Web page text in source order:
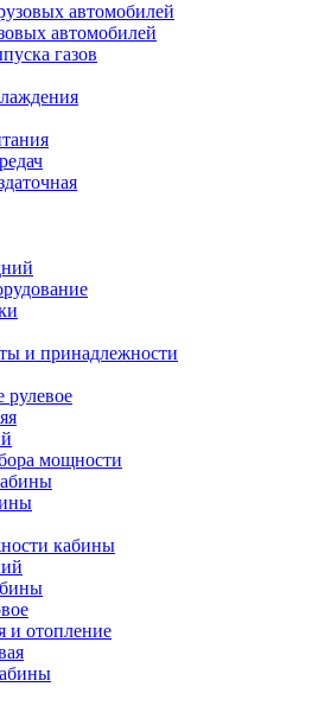
автомобилей
автомобилей
газов
и принадлежности
рулевое
мощности
кабины
и отопление